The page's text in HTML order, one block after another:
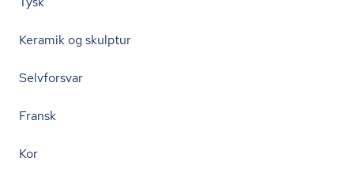
Keramik og skulptur
Selvforsvar
Fransk
Kor